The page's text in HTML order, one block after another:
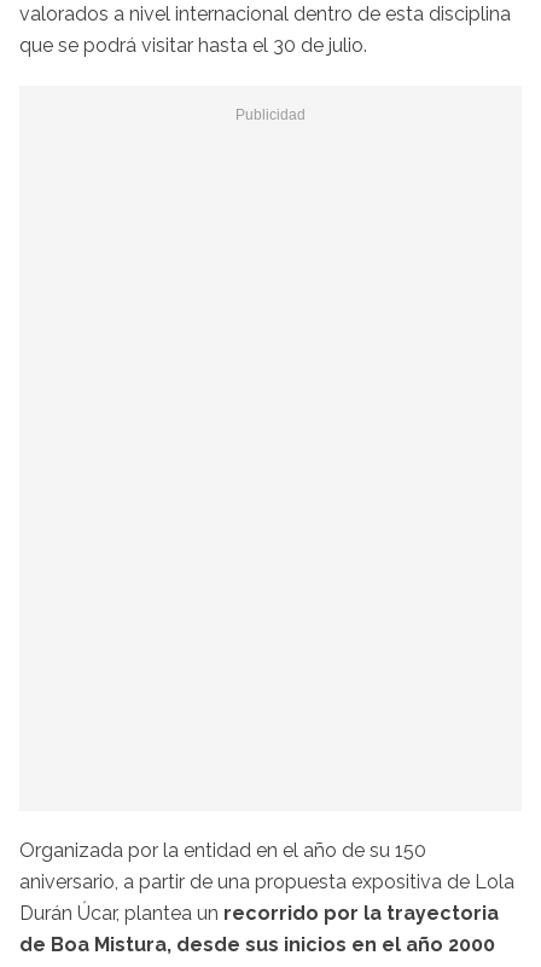
valorados a nivel internacional dentro de esta disciplina
que se podrá visitar hasta el 30 de julio.
Organizada por la entidad en el año de su 150
aniversario, a partir de una propuesta expositiva de Lola
Durán Úcar, plantea un recorrido por la trayectoria
de Boa Mistura, desde sus inicios en el año 2000